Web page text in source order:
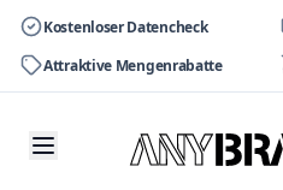
Kostenloser Datencheck
Attraktive Mengenrabatte